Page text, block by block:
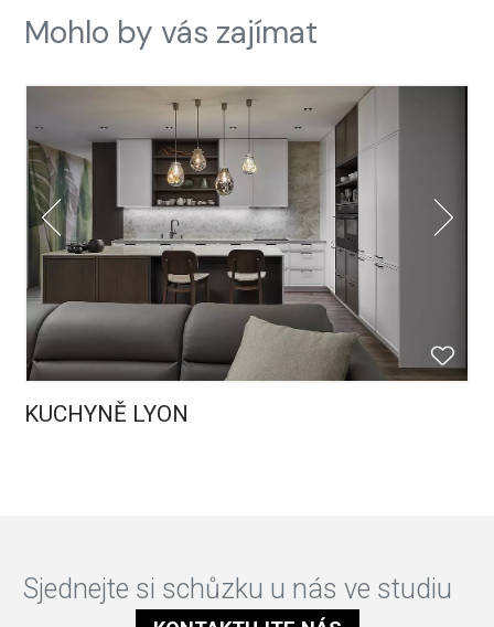
Mohlo by vás zajímat
KUCHYNĚ LYON
Sjednejte si schůzku u nás ve studiu